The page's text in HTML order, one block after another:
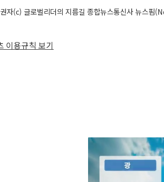
자(c) 글로벌리더의 지름길 종합뉴스통신사 뉴스핌
이용규칙 보기